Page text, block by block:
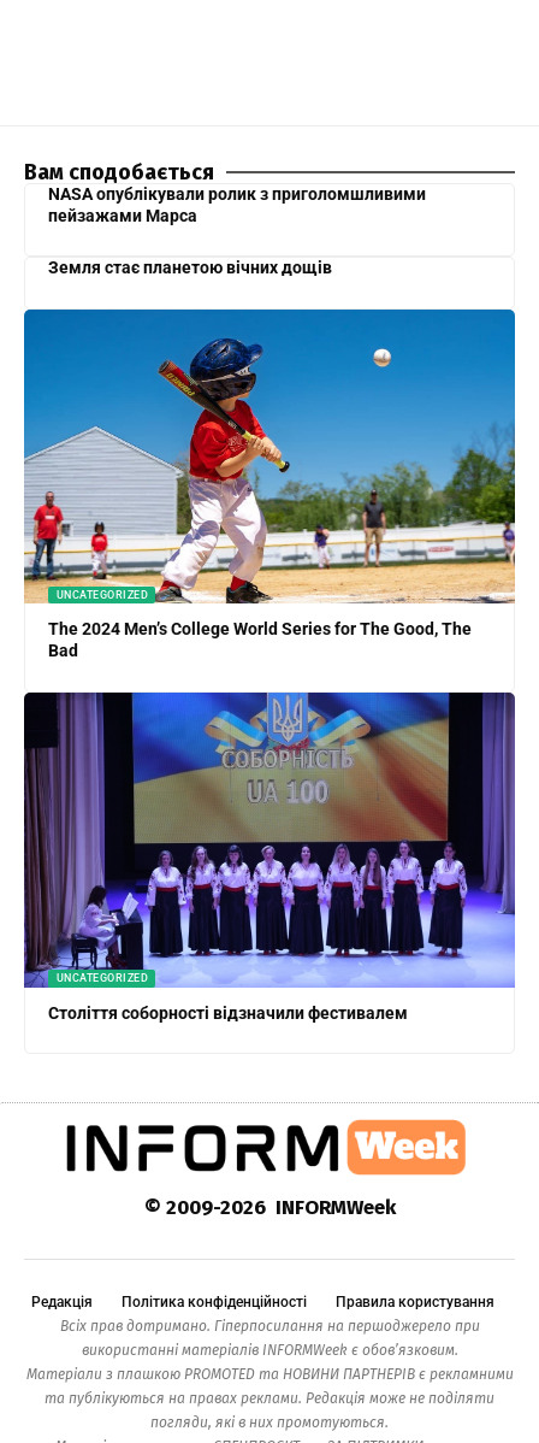
Вам сподобається
NASA опублікували ролик з приголомшливими
пейзажами Марса
Земля стає планетою вічних дощів
UNCATEGORIZED
The 2024 Men’s College World Series for The Good, The
Bad
UNCATEGORIZED
Століття соборності відзначили фестивалем
© 2009-2026 INFORMWeek
Редакція Політика конфіденційності
Правила користування
Всіх прав дотримано. Гіперпосилання на першоджерело при
використанні матеріалів INFORMWeek є обов’язковим.
Матеріали з плашкою PROMOTED та НОВИНИ ПАРТНЕРІВ є рекламними
та публікуються на правах реклами. Редакція може не поділяти
погляди, які в них промотуються.